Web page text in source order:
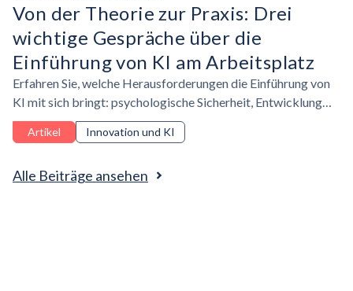
Alle Beiträge ansehen
Von der Theorie zur Praxis: Drei
wichtige Gespräche über die
Einführung von KI am Arbeitsplatz
Erfahren Sie, welche Herausforderungen die Einführung von
KI mit sich bringt: psychologische Sicherheit, Entwicklung
praktischer Fähigkeiten und Nachweis des ROI, um Budgets
für L&D freizusetzen.
Artikel Innovation und KI